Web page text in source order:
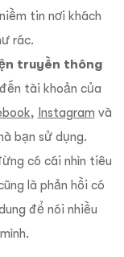
tin nơi khách
rác.
truyền thông
tài khoản của
, Instagram và
bạn sử dụng.
có cái nhìn tiêu
là phản hồi có
để nói nhiều